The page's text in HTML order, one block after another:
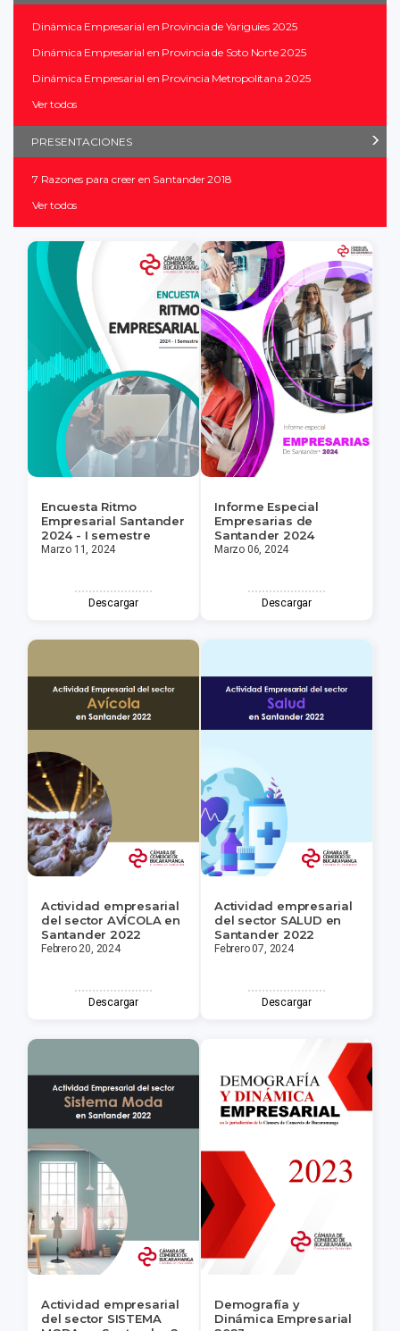
Dinámica Empresarial en Provincia de Yariguíes 2025
Dinámica Empresarial en Provincia de Soto Norte 2025
Dinámica Empresarial en Provincia Metropolitana 2025
Ver todos
PRESENTACIONES
7 Razones para creer en Santander 2018
Ver todos
Encuesta Ritmo
Empresarial Santander
2024 - I semestre
Marzo 11, 2024
Descargar
Informe Especial
Empresarias de
Santander 2024
Marzo 06, 2024
Descargar
Actividad empresarial
del sector AVÍCOLA en
Santander 2022
Febrero 20, 2024
Descargar
Actividad empresarial
del sector SALUD en
Santander 2022
Febrero 07, 2024
Descargar
Actividad empresarial
del sector SISTEMA
Demografía y
Dinámica Empresarial